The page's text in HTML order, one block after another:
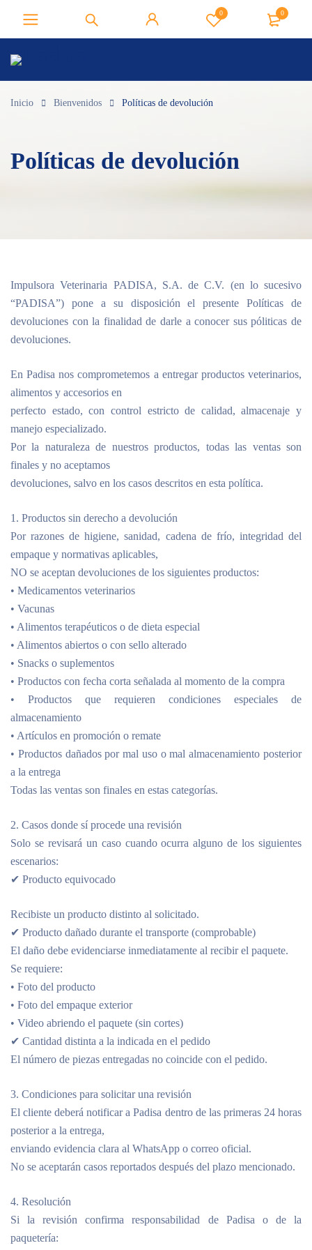
0 0
Inicio Bienvenidos Políticas de devolución
Políticas de devolución
Impulsora Veterinaria PADISA, S.A. de C.V. (en lo sucesivo
“PADISA”) pone a su disposición el presentePolíticas de
devoluciones con la finalidad de darle a conocer sus póliticas de
devoluciones.
En Padisa nos comprometemos a entregar productos veterinarios,
alimentos y accesorios en
perfecto estado, con control estricto de calidad, almacenaje y
manejo especializado.
Por la naturaleza de nuestros productos, todas las ventas son
finales y no aceptamos
devoluciones, salvo en los casos descritos en esta política.
1. Productos sin derecho a devolución
Por razones de higiene, sanidad, cadena de frío, integridad del
empaque y normativas aplicables,
NO se aceptan devoluciones de los siguientes productos:
• Medicamentos veterinarios
• Vacunas
• Alimentos terapéuticos o de dieta especial
• Alimentos abiertos o con sello alterado
• Snacks o suplementos
• Productos con fecha corta señalada al momento de la compra
• Productos que requieren condiciones especiales de
almacenamiento
• Artículos en promoción o remate
• Productos dañados por mal uso o mal almacenamiento posterior
a la entrega
Todas las ventas son finales en estas categorías.
2. Casos donde sí procede una revisión
Solo se revisará un caso cuando ocurra alguno de los siguientes
escenarios:
✔ Producto equivocado
Recibiste un producto distinto al solicitado.
✔ Producto dañado durante el transporte (comprobable)
El daño debe evidenciarse inmediatamente al recibir el paquete.
Se requiere:
• Foto del producto
• Foto del empaque exterior
• Video abriendo el paquete (sin cortes)
✔ Cantidad distinta a la indicada en el pedido
El número de piezas entregadas no coincide con el pedido.
3. Condiciones para solicitar una revisión
El cliente deberá notificar a Padisa dentro de las primeras 24 horas
posterior a la entrega,
enviando evidencia clara al WhatsApp o correo oficial.
No se aceptarán casos reportados después del plazo mencionado.
4. Resolución
Si la revisión confirma responsabilidad de Padisa o de la
paquetería: